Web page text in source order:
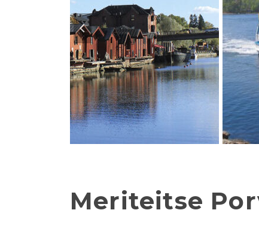
Meriteitse